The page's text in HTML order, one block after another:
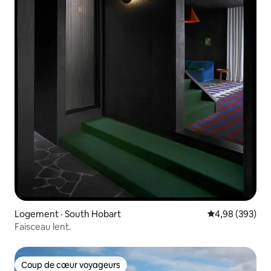
Logement · South Hobart Note
4,98 (393)
Faisceau lent.
Coup de cœur voyageurs